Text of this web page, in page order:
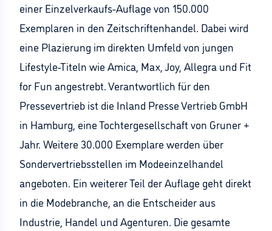
einer Einzelverkaufs-Auflage von 150.000
Exemplaren in den Zeitschriftenhandel. Dabei wird
eine Plazierung im direkten Umfeld von jungen
Lifestyle-Titeln wie Amica, Max, Joy, Allegra und Fit
for Fun angestrebt. Verantwortlich für den
Pressevertrieb ist die Inland Presse Vertrieb GmbH
in Hamburg, eine Tochtergesellschaft von Gruner +
Jahr. Weitere 30.000 Exemplare werden über
Sondervertriebsstellen im Modeeinzelhandel
angeboten. Ein weiterer Teil der Auflage geht direkt
in die Modebranche, an die Entscheider aus
Industrie, Handel und Agenturen. Die gesamte